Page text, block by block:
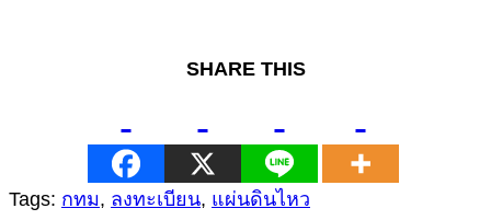
SHARE THIS
Tags: กทม, ลงทะเบียน, แผ่นดินไหว